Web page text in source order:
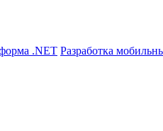
.NET Разработка